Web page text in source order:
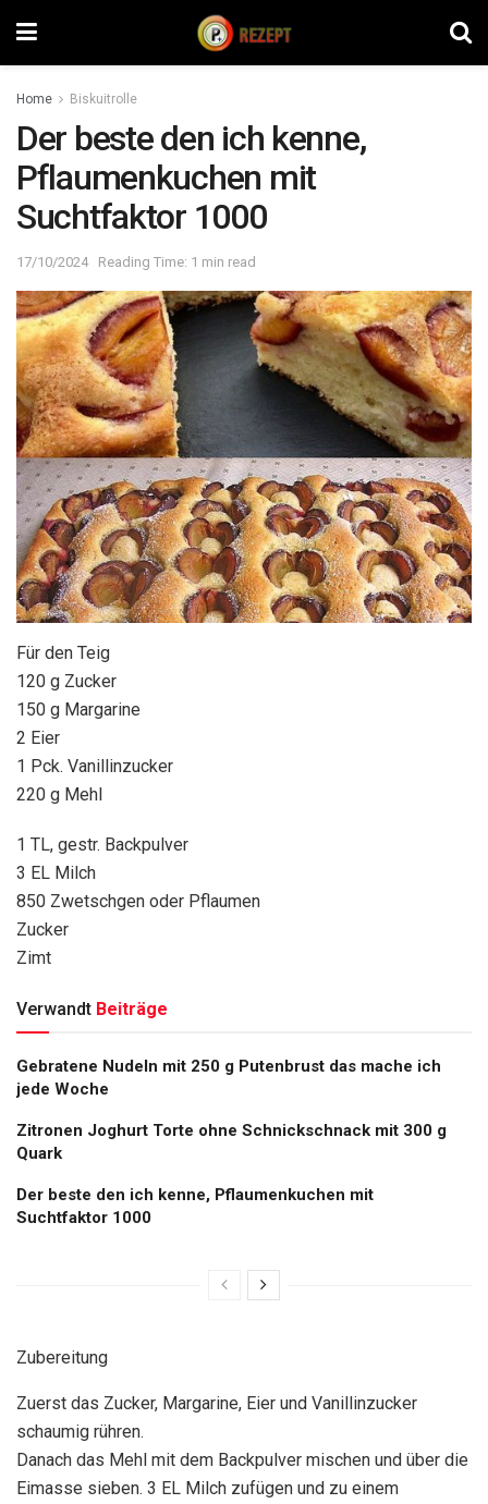
Home Biskuitrolle
Der beste den ich kenne,
Pflaumenkuchen mit
Suchtfaktor 1000
17/10/2024 Reading Time: 1 min read
Für den Teig
120 g Zucker
150 g Margarine
2 Eier
1 Pck. Vanillinzucker
220 g Mehl
1 TL, gestr. Backpulver
3 EL Milch
850 Zwetschgen oder Pflaumen
Zucker
Zimt
Verwandt Beiträge
Gebratene Nudeln mit 250 g Putenbrust das mache ich
jede Woche
Zitronen Joghurt Torte ohne Schnickschnack mit 300 g
Quark
Der beste den ich kenne, Pflaumenkuchen mit
Suchtfaktor 1000
Zubereitung
Zuerst das Zucker, Margarine, Eier und Vanillinzucker
schaumig rühren.
Danach das Mehl mit dem Backpulver mischen und über die
Eimasse sieben. 3 EL Milch zufügen und zu einem